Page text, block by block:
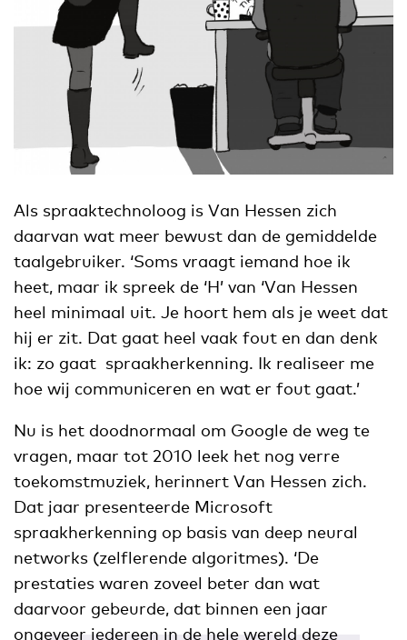
Als spraaktechnoloog is Van Hessen zich
daarvan wat meer bewust dan de gemiddelde
taalgebruiker. ‘Soms vraagt iemand hoe ik
heet, maar ik spreek de ‘H’ van ‘Van Hessen
heel minimaal uit. Je hoort hem als je weet dat
hij er zit. Dat gaat heel vaak fout en dan denk
ik: zo gaat spraakherkenning. Ik realiseer me
hoe wij communiceren en wat er fout gaat.’
Nu is het doodnormaal om Google de weg te
vragen, maar tot 2010 leek het nog verre
toekomstmuziek, herinnert Van Hessen zich.
Dat jaar presenteerde Microsoft
spraakherkenning op basis van deep neural
networks (zelflerende algoritmes). ‘De
prestaties waren zoveel beter dan wat
daarvoor gebeurde, dat binnen een jaar
ongeveer iedereen in de hele wereld deze